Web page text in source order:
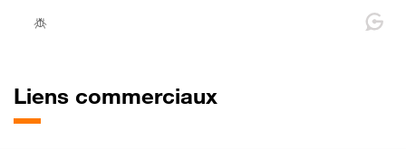
Liens commerciaux